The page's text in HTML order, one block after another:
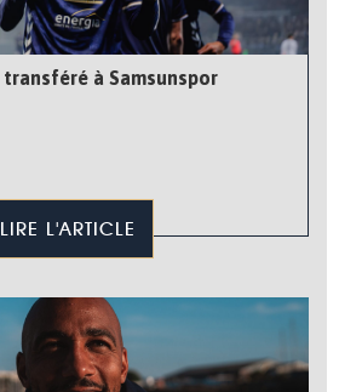
à Samsunspor
LIRE L'ARTICLE